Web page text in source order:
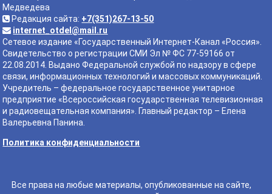
Медведева
Редакция сайта: +7(351)267-13-50
internet_otdel@mail.ru
Сетевое издание «Государственный Интернет-Канал «Россия».
Свидетельство о регистрации СМИ Эл № ФС 77-59166 от
22.08.2014. Выдано Федеральной службой по надзору в сфере
связи, информационных технологий и массовых коммуникаций.
Учредитель – федеральное государственное унитарное
предприятие «Всероссийская государственная телевизионная
и радиовещательная компания». Главный редактор – Елена
Валерьевна Панина.
Политика конфиденциальности
Все права на любые материалы, опубликованные на сайте,